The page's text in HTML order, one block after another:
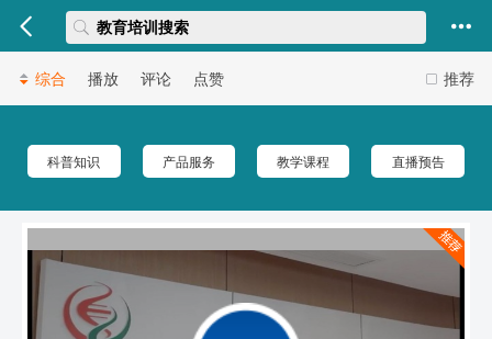
推荐
综合 播放 评论 点赞
科普知识 产品服务 教学课程 直播预告